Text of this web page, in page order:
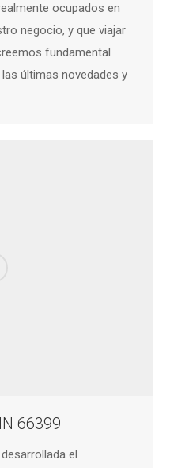
ocupados en
negocio, y que viajar
fundamental
últimas novedades y
66399
el